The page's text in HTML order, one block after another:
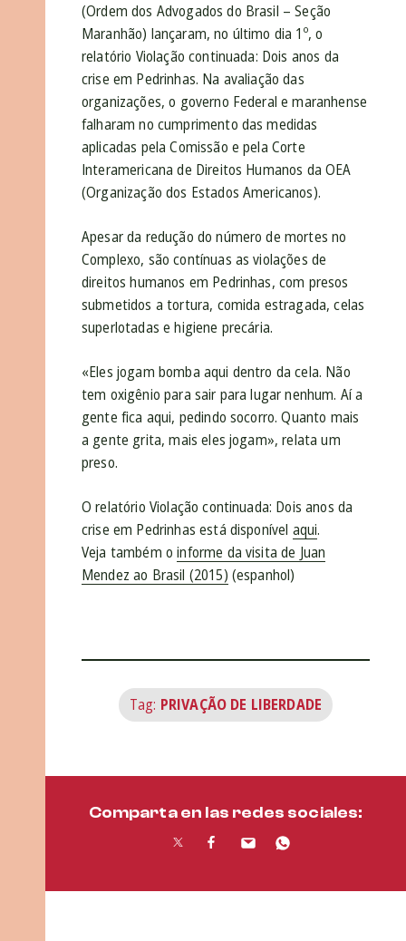
(Ordem dos Advogados do Brasil – Seção
Maranhão) lançaram, no último dia 1º, o
relatório Violação continuada: Dois anos da
crise em Pedrinhas. Na avaliação das
organizações, o governo Federal e maranhense
falharam no cumprimento das medidas
aplicadas pela Comissão e pela Corte
Interamericana de Direitos Humanos da OEA
(Organização dos Estados Americanos).
Apesar da redução do número de mortes no
Complexo, são contínuas as violações de
direitos humanos em Pedrinhas, com presos
submetidos a tortura, comida estragada, celas
superlotadas e higiene precária.
«Eles jogam bomba aqui dentro da cela. Não
tem oxigênio para sair para lugar nenhum. Aí a
gente fica aqui, pedindo socorro. Quanto mais
a gente grita, mais eles jogam», relata um
preso.
O relatório Violação continuada: Dois anos da
crise em Pedrinhas está disponível aqui.
Veja também oinforme da visita de Juan
Mendez ao Brasil (2015) (espanhol)
Tag: PRIVAÇÃO DE LIBERDADE
Comparta en las redes sociales: